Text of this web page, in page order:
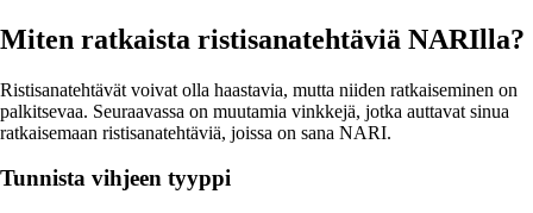
Miten ratkaista ristisanatehtäviä NARIlla?
Ristisanatehtävät voivat olla haastavia, mutta niiden ratkaiseminen on
palkitsevaa. Seuraavassa on muutamia vinkkejä, jotka auttavat sinua
ratkaisemaan ristisanatehtäviä, joissa on sana NARI.
Tunnista vihjeen tyyppi